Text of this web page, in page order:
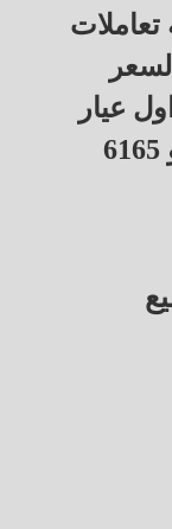
تعاملات
بالسعر
عيار
21 في بداية تعاملات اليوم بنحو 6165